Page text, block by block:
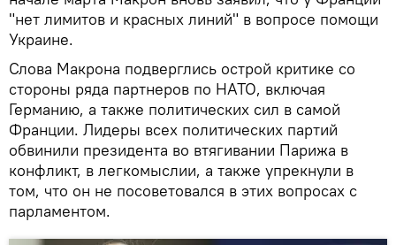
"нет лимитов и красных линий" в вопросе помощи
Украине.
Слова Макрона подверглись острой критике со
стороны ряда партнеров по НАТО, включая
Германию, а также политических сил в самой
Франции. Лидеры всех политических партий
обвинили президента во втягивании Парижа в
конфликт, в легкомыслии, а также упрекнули в
том, что он не посоветовался в этих вопросах с
парламентом.